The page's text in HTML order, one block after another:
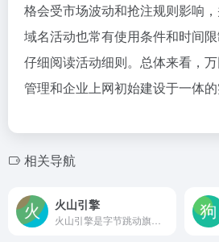
格会受市场波动和抢注规则影响
域名活动也常有使用条件和时间
仔细阅读活动细则。总体来看，
管理和企业上网初始建设于一体的
相关导航
火山引擎